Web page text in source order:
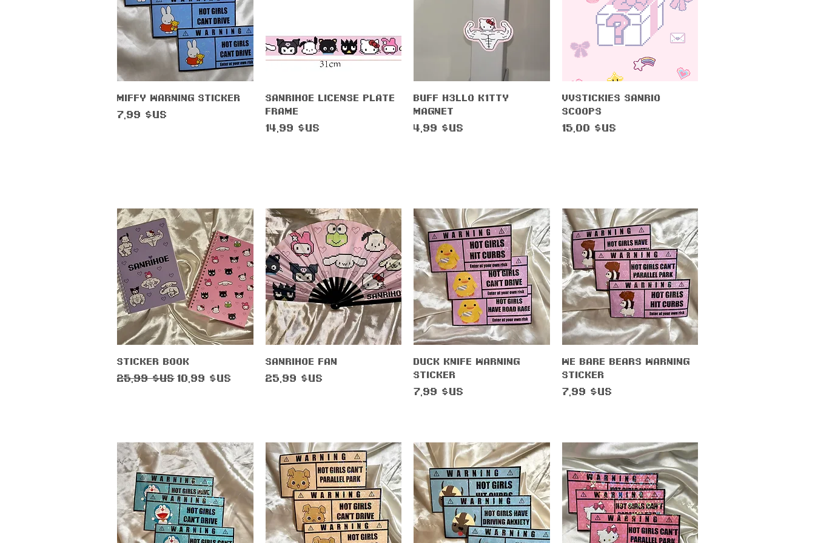
Aperçu rapide
Miffy Warning Sticker
Prix
7,99 $US
Aperçu rapide
Sanrihoe License Plate
Frame
Prix
14,99 $US
Aperçu rapide
Buff H3llo K1tty
Magnet
Prix
4,99 $US
Aperçu rapide
VVstickies Sanrio
Scoops
Prix
15,00 $US
Aperçu rapide
Sticker Book
Prix original
25,99 $US Prix promotionnel
10,99 $US
Aperçu rapide
Sanrihoe Fan
Prix
25,99 $US
Aperçu rapide
Duck Knife Warning
Sticker
Prix
7,99 $US
Aperçu rapide
We Bare Bears Warning
Sticker
Prix
7,99 $US